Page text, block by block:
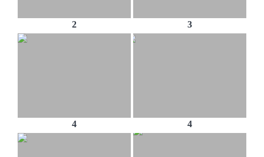
2 3
4 4